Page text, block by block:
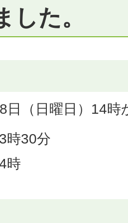
した。
日（日曜日）14時
時30分
時